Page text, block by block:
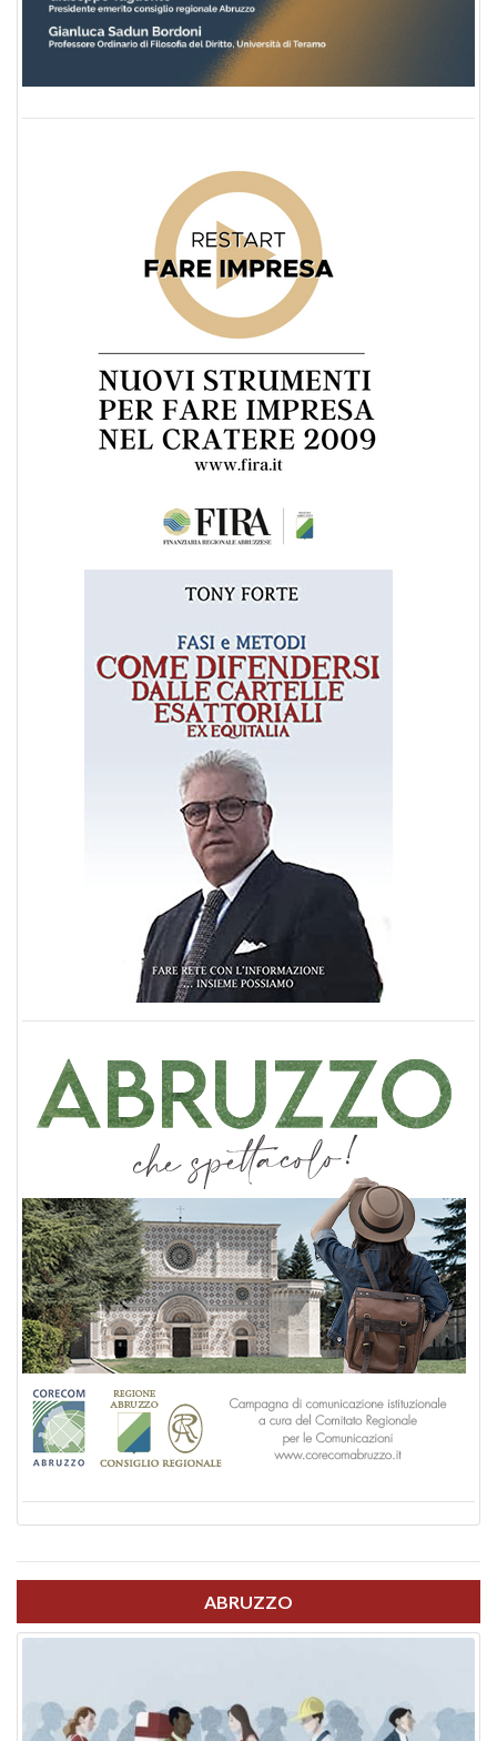
ABRUZZO